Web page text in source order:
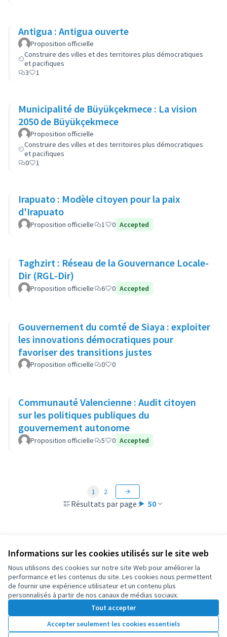
Informations sur les cookies utilisés sur le site web
Nous utilisons des cookies sur notre site Web pour améliorer la
performance et les contenus du site. Les cookies nous permettent
de fournir une expérience utilisateur et un contenu plus
personnalisés à partir de nos canaux de médias sociaux.
Tout accepter
Accepter seulement les cookies essentiels
Antigua : Antigua ouverte
Proposition officielle
Construire des villes et des territoires plus démocratiques
et pacifiques
3
1
Municipalité de Büyükçekmece : La vision
2050 de Büyükçekmece
Proposition officielle
Construire des villes et des territoires plus démocratiques
et pacifiques
0
1
Irapuato : Modèle citoyen pour la paix
d'Irapuato
Proposition officielle 1 0 Accepted
Taghzirt : Réseau de la Gouvernance Locale-
Dir (RGL-Dir)
Proposition officielle 6 0 Accepted
Gouvernement du comté de Siaya : exploiter
les innovations démocratiques pour
favoriser des transitions justes
Proposition officielle 0 0
Communauté Valencienne : Audit citoyen
sur les politiques publiques du
gouvernement autonome
Proposition officielle 5 0 Accepted
Résultats par page : 50
1 2
Conditions d'utilisation
Paramètres des cookies
OIDP sur X
(Lien externe)
OIDP sur Facebook
(Lien externe)
OIDP sur YouTube
(Lien externe)
Français
Choose languageChoisir la langueElegir el idioma
Licence
(Lien